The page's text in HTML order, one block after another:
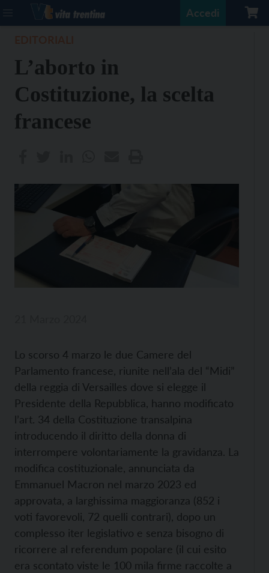
Accedi
L’aborto in
Costituzione, la scelta
francese
Lo scorso 4 marzo le due Camere del
Parlamento francese, riunite nell’ala del “Midi”
della reggia di Versailles dove si elegge il
Presidente della Repubblica, hanno modificato
l’art. 34 della Costituzione transalpina
introducendo il diritto della donna di
interrompere volontariamente la gravidanza. La
modifica costituzionale, annunciata da
Emmanuel Macron nel marzo 2023 ed
approvata, a larghissima maggioranza (852 i
voti favorevoli, 72 quelli contrari), dopo un
complesso iter legislativo e senza bisogno di
ricorrere al referendum popolare (il cui esito
era scontato viste le 100 mila firme raccolte a